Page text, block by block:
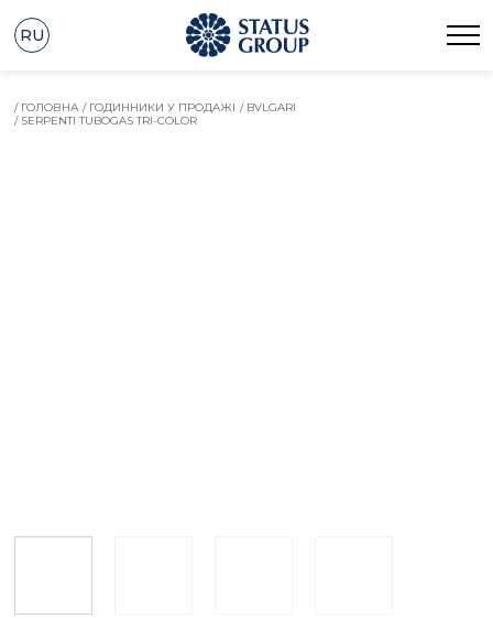
RU
/ ГОЛОВНА / ГОДИННИКИ У ПРОДАЖІ / BVLGARI
/ SERPENTI TUBOGAS TRI-COLOR